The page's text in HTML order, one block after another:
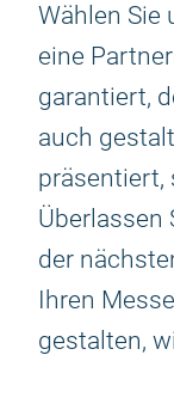
Wählen Sie
eine
garantiert,
auch
präsentiert,
Überlassen
der
Ihren
gestalten,